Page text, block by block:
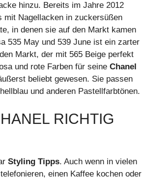
hinzu. Bereits im Jahre 2012
mit Nagellacken in zuckersüßen
in denen sie auf den Markt kamen
535 May und 539 June ist ein zarter
Markt, der mit 565 Beige perfekt
und rote Farben für seine Chanel
beliebt gewesen. Sie passen
und anderen Pastellfarbtönen.
RICHTIG
Styling Tipps. Auch wenn in vielen
einen Kaffee kochen oder